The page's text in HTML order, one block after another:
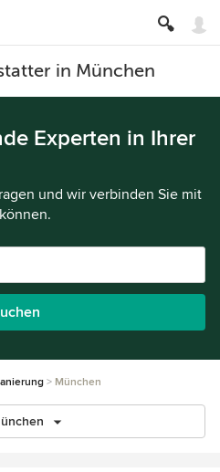
in München
Experten in Ihrer
und wir verbinden Sie mit
München